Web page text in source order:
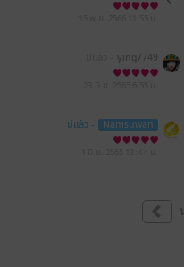
ying7749
มีแล้ว - Namsuwan